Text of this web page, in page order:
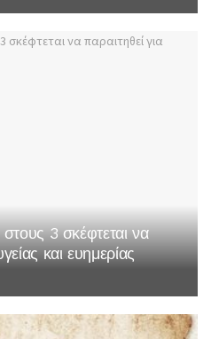
3 σκέφτεται να
και ευημερίας